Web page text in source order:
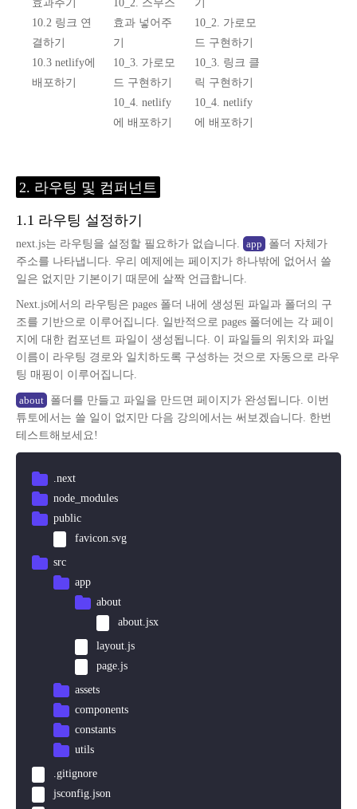
효과주기
10.2 링크 연
결하기
10.3 netlify에
배포하기
10_2. 스무스
효과 넣어주
기
10_3. 가로모
드 구현하기
10_4. netlify
에 배포하기
기
10_2. 가로모
드 구현하기
10_3. 링크 클
릭 구현하기
10_4. netlify
에 배포하기
2. 라우팅 및 컴퍼넌트
1.1 라우팅 설정하기
next.js는 라우팅을 설정할 필요하가 없습니다. app
폴더 자체가
주소를 나타냅니다. 우리 예제에는 페이지가 하나밖에 없어서 쓸
일은 없지만 기본이기 때문에 살짝 언급합니다.
Next.js에서의 라우팅은 pages 폴더 내에 생성된 파일과 폴더의 구
조를 기반으로 이루어집니다. 일반적으로 pages 폴더에는 각 페이
지에 대한 컴포넌트 파일이 생성됩니다. 이 파일들의 위치와 파일
이름이 라우팅 경로와 일치하도록 구성하는 것으로 자동으로 라우
팅 매핑이 이루어집니다.
about
폴더를 만들고 파일을 만드면 페이지가 완성됩니다. 이번
튜토에서는 쓸 일이 없지만 다음 강의에서는 써보겠습니다. 한번
테스트해보세요!
.next
node_modules
public
favicon.svg
src
app
about
about.jsx
layout.js
page.js
assets
components
constants
utils
.gitignore
jsconfig.json